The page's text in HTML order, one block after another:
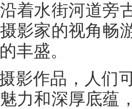
着水街河道旁
影家的视角畅
丰盛。
影作品，人们
力和深厚底蕴